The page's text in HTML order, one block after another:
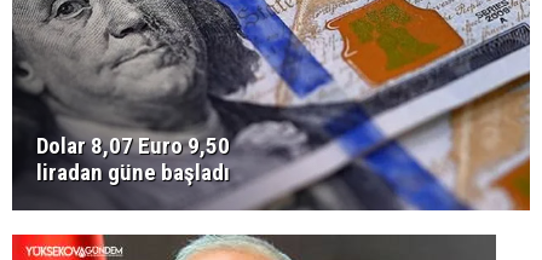
Dolar 8,07 Euro 9,50
liradan güne başladı